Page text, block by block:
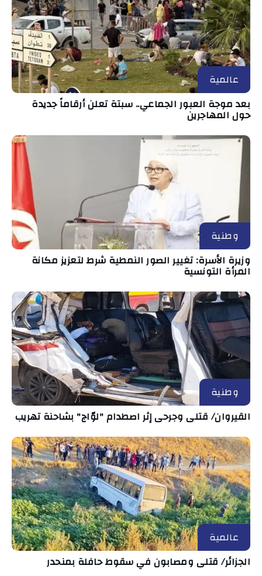
عالمية
بعد موجة العبور الجماعي.. سبتة تعلن أرقاماً جديدة
حول المهاجرين
وطنية
وزيرة الأسرة: تغيير الصور النمطية شرط لتعزيز مكانة
المرأة التونسية
وطنية
القيروان/ قتلى وجرحى إثر اصطدام "لوّاج" بشاحنة تهريب
عالمية
الجزائر/ قتلى ومصابون في سقوط حافلة بمنحدر